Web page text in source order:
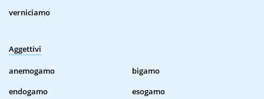
verniciamo
Aggettivi
anemogamo
bigamo
endogamo
esogamo